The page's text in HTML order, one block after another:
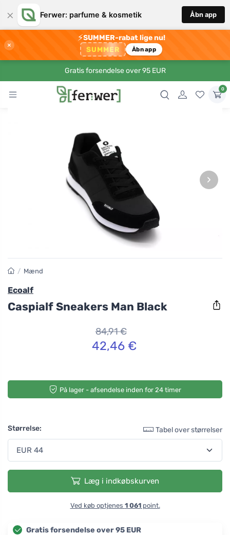
× Ferwer: parfume & kosmetik Åbn app
×
⚡SUMMER-rabat lige nu!
SUMMER Åbn app
Gratis forsendelse over 95 EUR
0
›
/ Mænd
Ecoalf
Caspialf Sneakers Man Black
84,91 €
42,46 €
På lager - afsendelse inden for 24 timer
Størrelse: Tabel over størrelser
Læg i indkøbskurven
Ved køb optjenes 1 061point.
Gratis forsendelse over 95 EUR